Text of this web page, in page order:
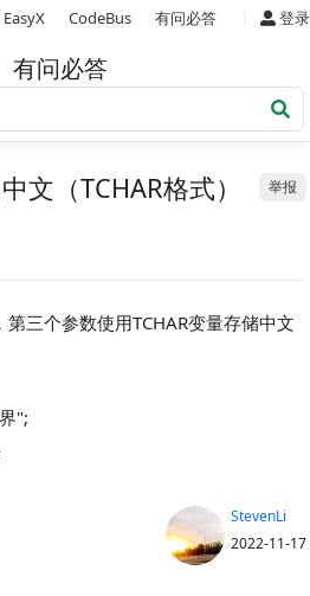
EasyX CodeBus 有问必答 登录
有问必答
举报
文（TCHAR格式）
三个参数使用TCHAR变量存储中文
";
StevenLi
2022-11-17